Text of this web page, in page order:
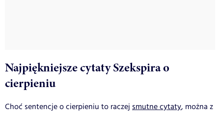
Najpiękniejsze cytaty Szekspira o
cierpieniu
Choć sentencje o cierpieniu to raczej smutne cytaty, można z